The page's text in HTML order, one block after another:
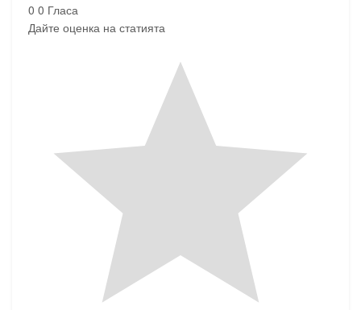
0 0 Гласа
Дайте оценка на статията